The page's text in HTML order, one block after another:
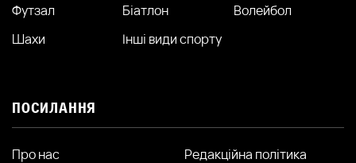
Футзал
Біатлон
Волейбол
Шахи
Інші види спорту
ПОСИЛАННЯ
Про нас
Редакційна політика